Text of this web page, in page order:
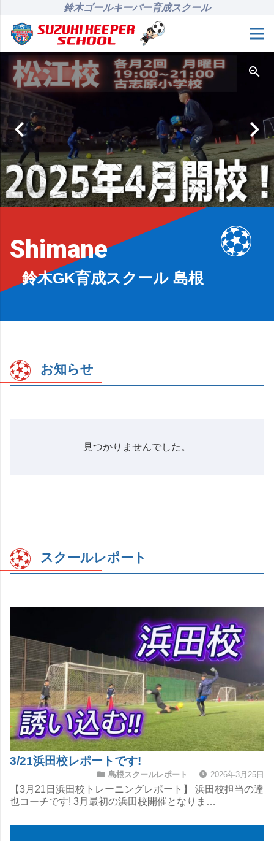
鈴木ゴールキーパー育成スクール
Shimane
鈴木GK育成スクール 島根
お知らせ
見つかりませんでした。
スクールレポート
3/21浜田校レポートです!
島根スクールレポート 2026年3月25日
【3月21日浜田校トレーニングレポート】 浜田校担当の達
也コーチです! 3月最初の浜田校開催となりま…